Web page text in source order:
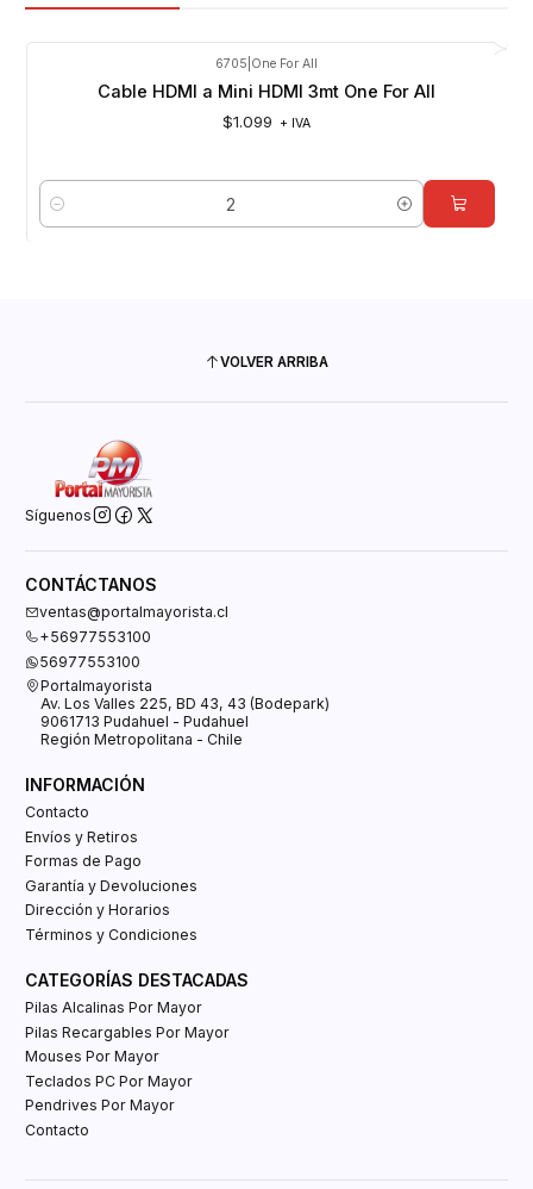
6705 One For All
Cable HDMI a Mini HDMI 3mt One For All
$1.099 + IVA
Cantidad
VOLVER ARRIBA
Síguenos
CONTÁCTANOS
ventas@portalmayorista.cl
+56977553100
56977553100
Portalmayorista
Av. Los Valles 225, BD 43, 43 (Bodepark)
9061713 Pudahuel - Pudahuel
Región Metropolitana - Chile
INFORMACIÓN
Contacto
Envíos y Retiros
Formas de Pago
Garantía y Devoluciones
Dirección y Horarios
Términos y Condiciones
CATEGORÍAS DESTACADAS
Pilas Alcalinas Por Mayor
Pilas Recargables Por Mayor
Mouses Por Mayor
Teclados PC Por Mayor
Pendrives Por Mayor
Contacto